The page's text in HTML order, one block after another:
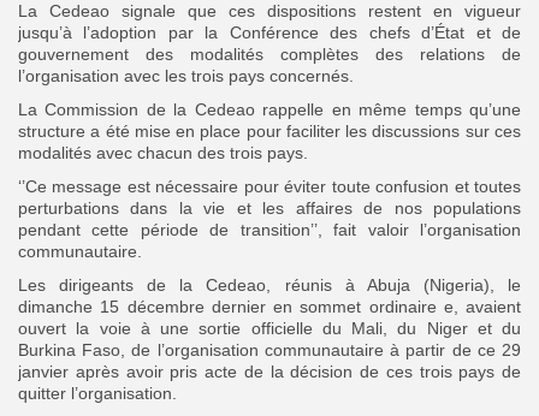
La Cedeao signale que ces dispositions restent en vigueur
jusqu’à l’adoption par la Conférence des chefs d’État et de
gouvernement des modalités complètes des relations de
l’organisation avec les trois pays concernés.
La Commission de la Cedeao rappelle en même temps qu’une
structure a été mise en place pour faciliter les discussions sur ces
modalités avec chacun des trois pays.
‘’Ce message est nécessaire pour éviter toute confusion et toutes
perturbations dans la vie et les affaires de nos populations
pendant cette période de transition’’, fait valoir l’organisation
communautaire.
Les dirigeants de la Cedeao, réunis à Abuja (Nigeria), le
dimanche 15 décembre dernier en sommet ordinaire e, avaient
ouvert la voie à une sortie officielle du Mali, du Niger et du
Burkina Faso, de l’organisation communautaire à partir de ce 29
janvier après avoir pris acte de la décision de ces trois pays de
quitter l’organisation.